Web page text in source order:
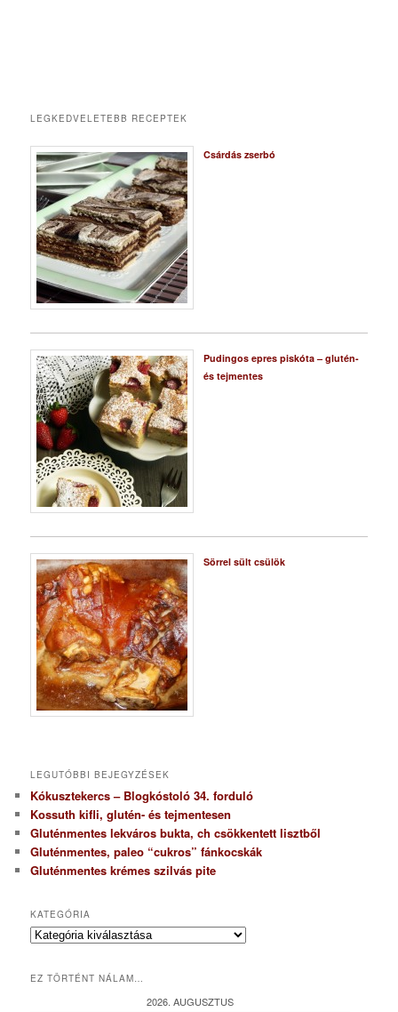
LEGKEDVELETEBB RECEPTEK
Csárdás zserbó
Pudingos epres piskóta – glutén-
és tejmentes
Sörrel sült csülök
LEGUTÓBBI BEJEGYZÉSEK
Kókusztekercs – Blogkóstoló 34. forduló
Kossuth kifli, glutén- és tejmentesen
Gluténmentes lekváros bukta, ch csökkentett lisztből
Gluténmentes, paleo “cukros” fánkocskák
Gluténmentes krémes szilvás pite
KATEGÓRIA
K
e
EZ TÖRTÉNT NÁLAM…
2026. AUGUSZTUS